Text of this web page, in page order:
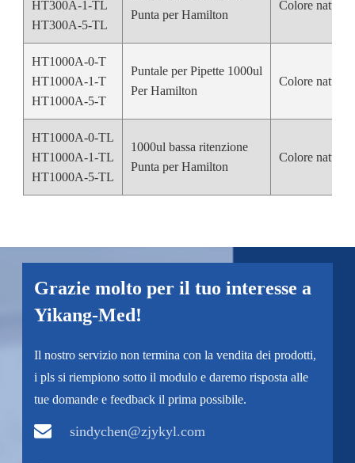
HT300A-1-TL
HT300A-5-TL
Punta per Hamilton
Colore naturale
HT1000A-0-T
HT1000A-1-T
HT1000A-5-T
Puntale per Pipette 1000ul
Per Hamilton
Colore naturale
HT1000A-0-TL
HT1000A-1-TL
HT1000A-5-TL
1000ul bassa ritenzione
Punta per Hamilton
Colore naturale
Grazie molto per il tuo interesse a
Yikang-Med!
Il nostro servizio non termina con la vendita dei prodotti,
i pls si riempiono sotto il modulo e daremo risposta alle
tue domande e feedback il prima possibile.
sindychen@zjykyl.com